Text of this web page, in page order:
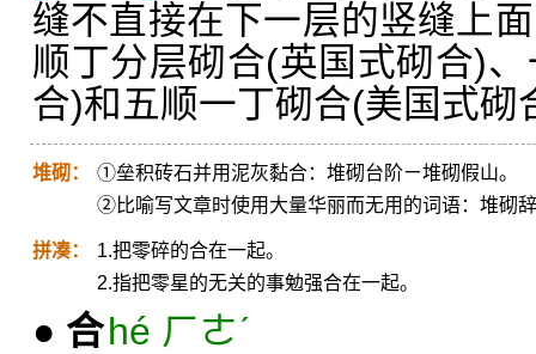
缝不直接在下一层的竖缝上
顺丁分层砌合(英国式砌合)
合)和五顺一丁砌合(美国式砌
堆砌：
①垒积砖石并用泥灰黏合：堆砌台阶ㄧ堆砌假山。
②比喻写文章时使用大量华丽而无用的词语：堆砌
拼凑：
1.把零碎的合在一起。
2.指把零星的无关的事勉强合在一起。
● 合hé ㄏㄜˊ